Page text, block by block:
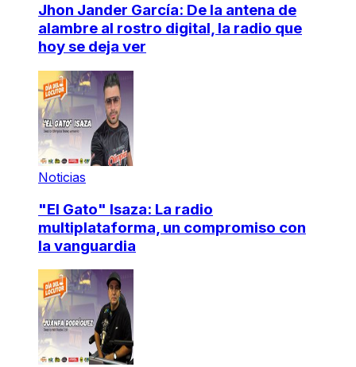
Jhon Jander García: De la antena de
alambre al rostro digital, la radio que
hoy se deja ver
Noticias
"El Gato" Isaza: La radio
multiplataforma, un compromiso con
la vanguardia